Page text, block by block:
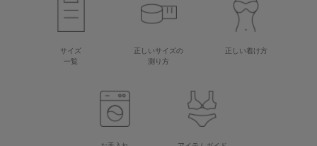
サイズ
一覧
正しいサイズの
測り方
正しい着け方